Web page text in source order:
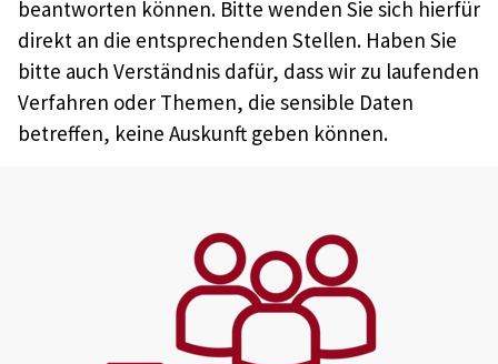
beantworten können. Bitte wenden Sie sich hierfür
direkt an die entsprechenden Stellen. Haben Sie
bitte auch Verständnis dafür, dass wir zu laufenden
Verfahren oder Themen, die sensible Daten
betreffen, keine Auskunft geben können.